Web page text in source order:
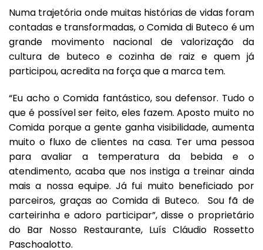
Numa trajetória onde muitas histórias de vidas foram
contadas e transformadas, o Comida di Buteco é um
grande movimento nacional de valorização da
cultura de buteco e cozinha de raiz e quem já
participou, acredita na força que a marca tem.
“Eu acho o Comida fantástico, sou defensor. Tudo o
que é possível ser feito, eles fazem. Aposto muito no
Comida porque a gente ganha visibilidade, aumenta
muito o fluxo de clientes na casa. Ter uma pessoa
para avaliar a temperatura da bebida e o
atendimento, acaba que nos instiga a treinar ainda
mais a nossa equipe. Já fui muito beneficiado por
parceiros, graças ao Comida di Buteco. Sou fã de
carteirinha e adoro participar”, disse o proprietário
do Bar Nosso Restaurante, Luís Cláudio Rossetto
Paschoalotto.